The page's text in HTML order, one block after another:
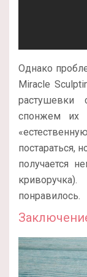
Однако
Miracle
растушевки
спонжем их
постараться,
получается
понравилось.